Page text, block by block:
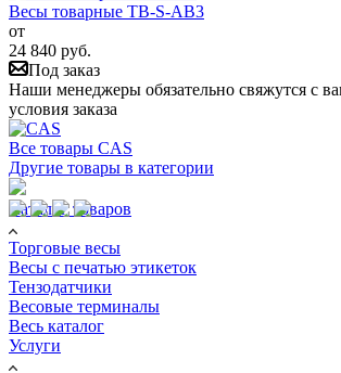
Весы товарные TB-S-AB3
от
24 840 руб.
Под заказ
Наши менеджеры обязательно свяжутся с
условия заказа
Все товары CAS
Другие товары в категории
Каталог товаров
Торговые весы
Весы с печатью этикеток
Тензодатчики
Весовые терминалы
Весь каталог
Услуги